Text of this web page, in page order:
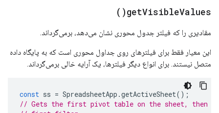
getVisibleValues(
)
مقادیری را که فیلتر جدول محوری نشان می‌دهد، برمی‌گرداند.
این معیار فقط برای فیلترهای روی جداول محوری است که به پایگاه داده
متصل نیستند. برای انواع دیگر فیلترها، یک آرایه خالی برمی‌گرداند.
const ss = SpreadsheetApp .getActiveSheet();
// Gets the first pivot table on the sheet, then